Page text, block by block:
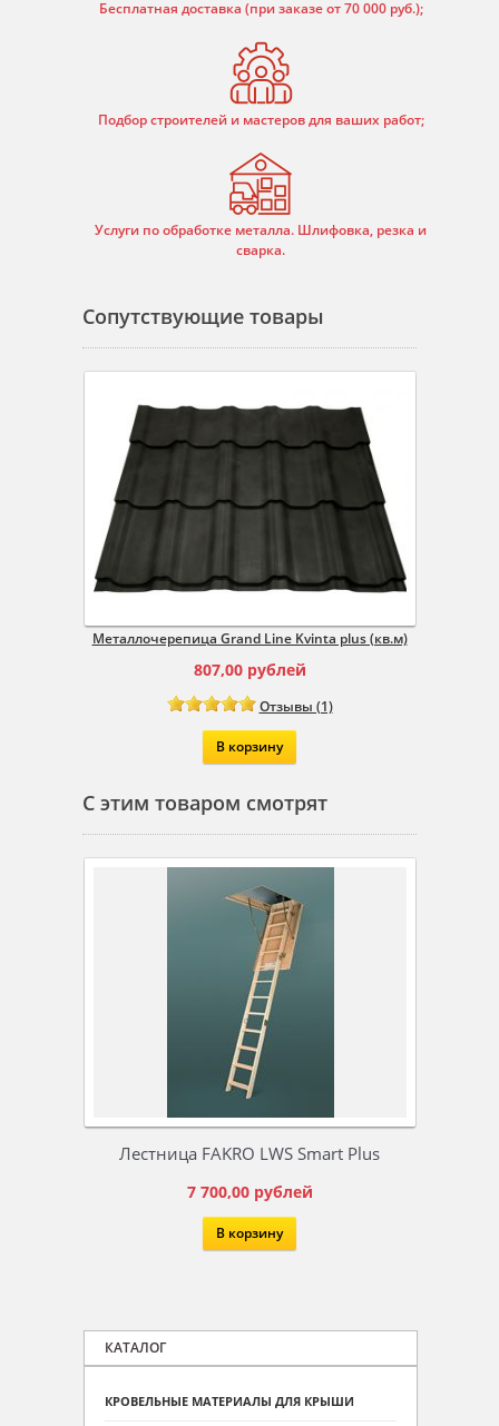
Бесплатная доставка (при заказе от 70 000 руб.);
Подбор строителей и мастеров для ваших работ;
Услуги по обработке металла. Шлифовка, резка и
сварка.
Сопутствующие товары
Металлочерепица Grand Line Kvinta plus (кв.м)
807,00 рублей
Отзывы (1)
В корзину
С этим товаром смотрят
Лестница FAKRO LWS Smart Plus
7 700,00 рублей
В корзину
КАТАЛОГ
КРОВЕЛЬНЫЕ МАТЕРИАЛЫ ДЛЯ КРЫШИ